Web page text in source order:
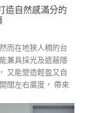
造自然感滿分的
兼具採光及遮蔽隱
又能營造輕盈又自